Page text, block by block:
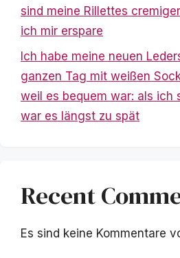
sind meine Rillettes
ich mir erspare
Ich habe meine neuen
ganzen Tag mit weißen
weil es bequem war: als ich
war es längst zu spät
Recent
Es sind keine Kommentare